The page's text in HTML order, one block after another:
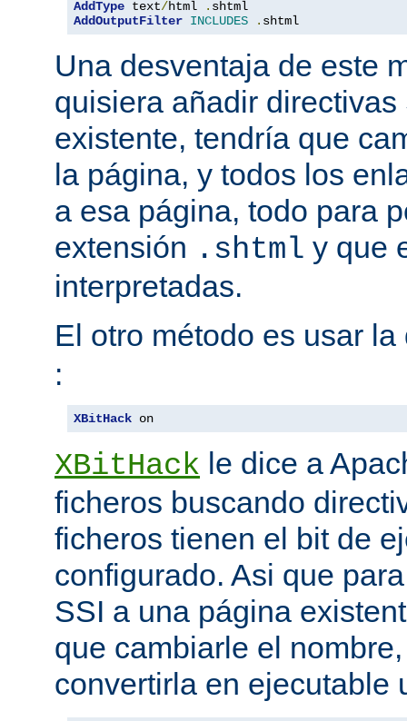
AddType text/html .
AddOutputFilter INCLUDES . shtml
Una desventaja de este
quisiera añadir
existente, tendría que
la página, y todos los
a esa página, todo para
extensión .shtml y que
interpretadas.
El otro método es usar
:
XBitHack on
XBitHack le dice a
ficheros buscando
ficheros tienen el bit de
configurado. Asi que
SSI a una página
que cambiarle el
convertirla en ejecutable